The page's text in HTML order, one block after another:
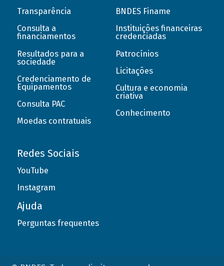
Transparência
Consulta a
financiamentos
Resultados para a
sociedade
Credenciamento de
Equipamentos
Consulta PAC
Moedas contratuais
BNDES Finame
Instituições financeiras
credenciadas
Patrocínios
Licitações
Cultura e economia
criativa
Conhecimento
Redes Sociais
YouTube
Instagram
Ajuda
Perguntas frequentes